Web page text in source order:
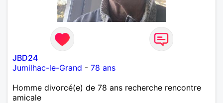
JBD24
Jumilhac-le-Grand - 78 ans
Homme divorcé(e) de 78 ans recherche rencontre
amicale